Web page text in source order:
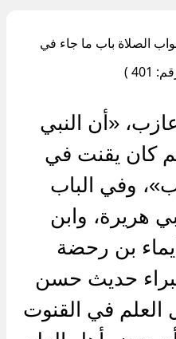
الصلاة باب ما جاء في
)
«أن النبي
كان يقنت في
وفي الباب
هريرة، وابن
بن رحضة
حديث حسن
في القنوت